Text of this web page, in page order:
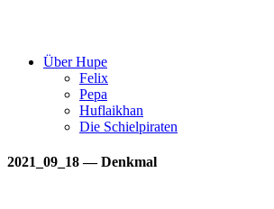
Über Hupe
Felix
Pepa
Huflaikhan
Die Schielpiraten
2021_09_18 — Denkmal